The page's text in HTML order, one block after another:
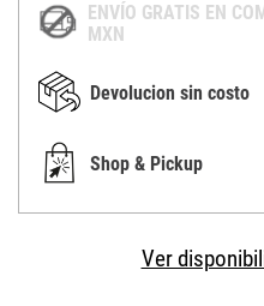
ENVÍO GRATIS EN
MXN
Devolucion sin costo
Shop & Pickup
Ver